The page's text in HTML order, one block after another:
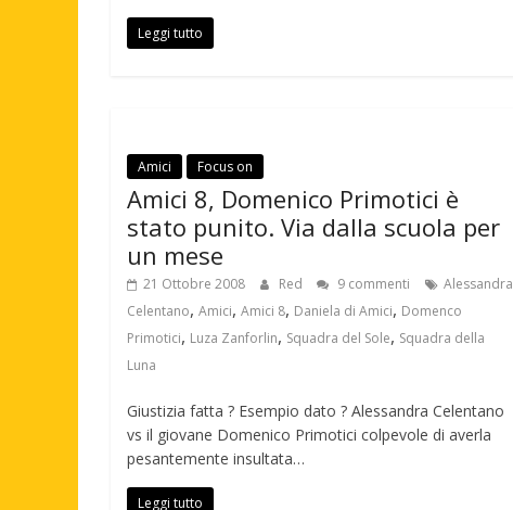
Leggi tutto
Amici Focus on
Amici 8, Domenico Primotici è
stato punito. Via dalla scuola per
un mese
21 Ottobre 2008 Red 9 commenti
Alessandra
Celentano, Amici, Amici 8, Daniela di Amici, Domenco
Primotici, Luza Zanforlin, Squadra del Sole, Squadra della
Luna
Giustizia fatta ? Esempio dato ? Alessandra Celentano
vs il giovane Domenico Primotici colpevole di averla
pesantemente insultata…
Leggi tutto